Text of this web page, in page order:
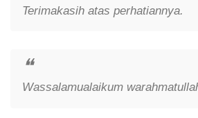
Terimakasih atas perhatiannya.
Wassalamualaikum